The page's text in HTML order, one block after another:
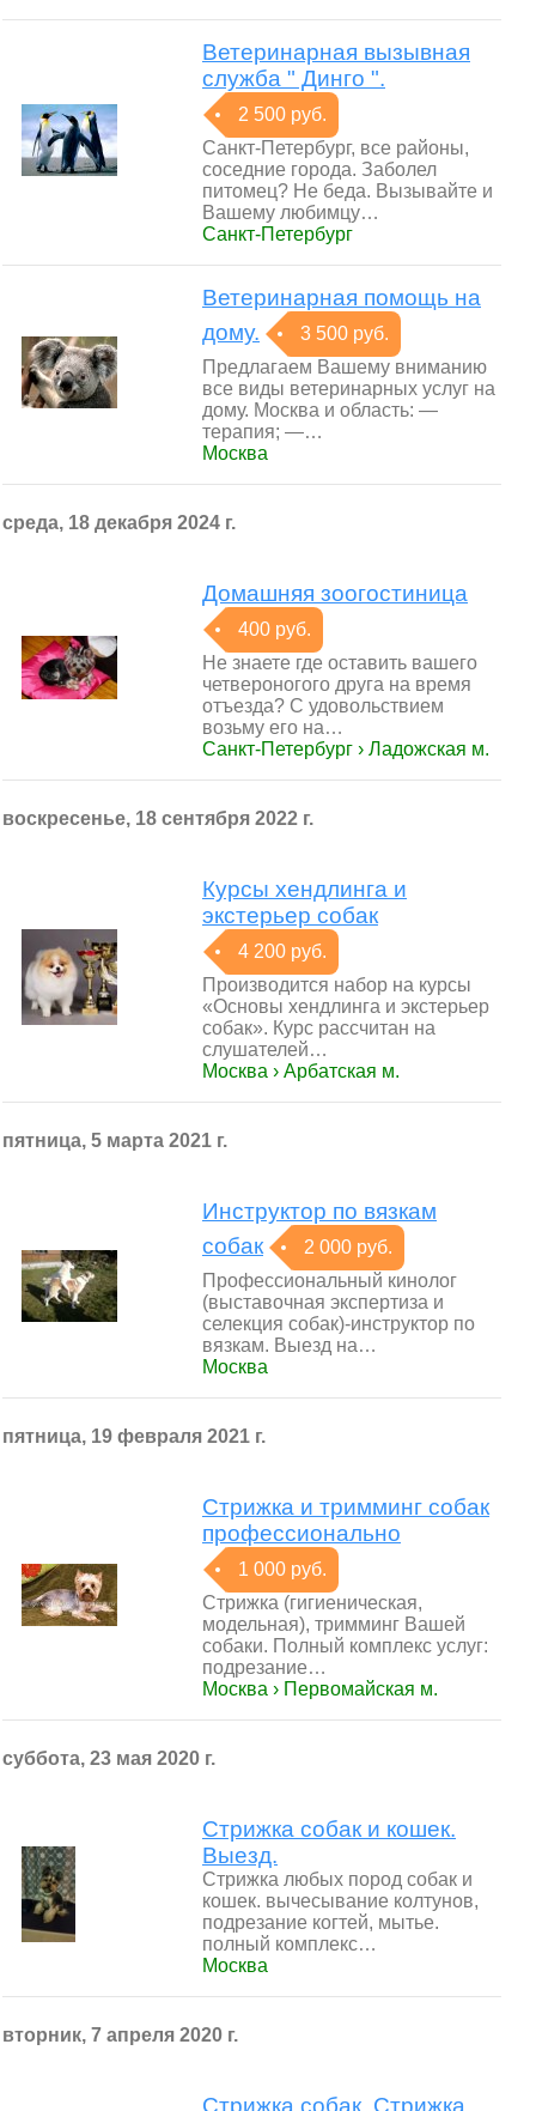
Ветеринарная вызывная
служба " Динго ".
2 500 руб.
Санкт-Петербург, все районы,
соседние города. Заболел
питомец? Не беда. Вызывайте и
Вашему любимцу…
Санкт-Петербург
Ветеринарная помощь на
дому.
3 500 руб.
Предлагаем Вашему вниманию
все виды ветеринарных услуг на
дому. Москва и область: —
терапия; —…
Москва
среда, 18 декабря 2024 г.
Домашняя зоогостиница
400 руб.
Не знаете где оставить вашего
четвероногого друга на время
отъезда? C удовольствием
возьму его на…
Санкт-Петербург › Ладожская м.
воскресенье, 18 сентября 2022 г.
Курсы хендлинга и
экстерьер собак
4 200 руб.
Производится набор на курсы
«Основы хендлинга и экстерьер
собак». Курс рассчитан на
слушателей…
Москва › Арбатская м.
пятница, 5 марта 2021 г.
Инструктор по вязкам
собак
2 000 руб.
Профессиональный кинолог
(выставочная экспертиза и
селекция собак)-инструктор по
вязкам. Выезд на…
Москва
пятница, 19 февраля 2021 г.
Стрижка и тримминг собак
профессионально
1 000 руб.
Стрижка (гигиеническая,
модельная), тримминг Вашей
собаки. Полный комплекс услуг:
подрезание…
Москва › Первомайская м.
суббота, 23 мая 2020 г.
Стрижка собак и кошек.
Выезд.
Стрижка любых пород собак и
кошек. вычесывание колтунов,
подрезание когтей, мытье.
полный комплекс…
Москва
вторник, 7 апреля 2020 г.
Стрижка собак. Стрижка